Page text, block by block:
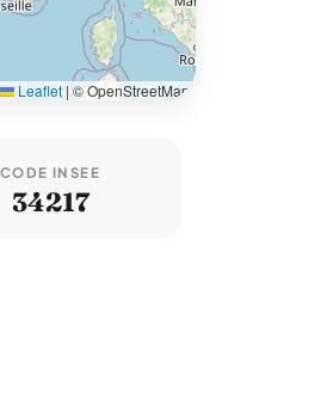
Leaflet | © OpenStreetMap
CODE INSEE
34217